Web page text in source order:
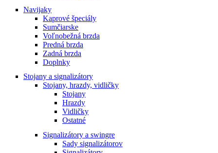
Navijaky
Kaprové špeciály
Sumčiarske
Voľnobežná brzda
Predná brzda
Zadná brzda
Doplnky
Stojany a signalizátory
Stojany, hrazdy, vidličky
Stojany
Hrazdy
Vidličky
Ostatné
Signalizátory a swingre
Sady signalizátorov